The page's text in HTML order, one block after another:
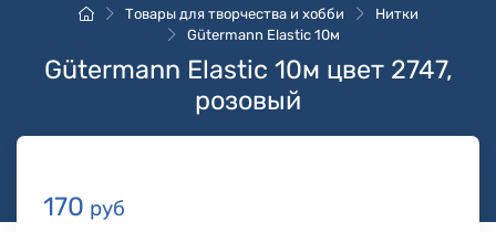
Товары для творчества и хобби
Нитки
Gütermann Elastic 10м
Gütermann Elastic 10м цвет 2747,
розовый
170 руб